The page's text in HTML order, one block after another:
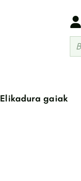
Elikadura gaiak